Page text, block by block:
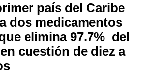
país del Caribe
dos medicamentos
elimina 97.7% del
cuestión de diez a